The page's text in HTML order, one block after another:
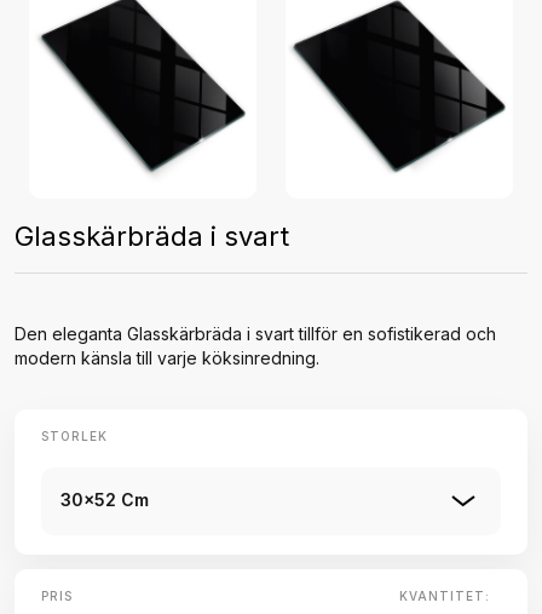
Glasskärbräda i svart
Den eleganta Glasskärbräda i svart tillför en sofistikerad och
modern känsla till varje köksinredning.
STORLEK
30x52 Cm
PRIS KVANTITET: